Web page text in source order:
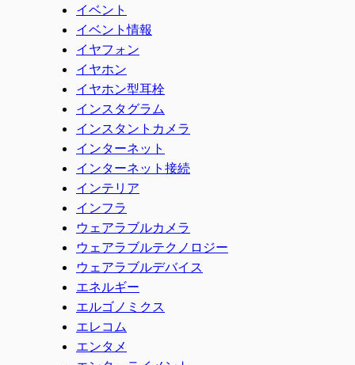
イベント
イベント情報
イヤフォン
イヤホン
イヤホン型耳栓
インスタグラム
インスタントカメラ
インターネット
インターネット接続
インテリア
インフラ
ウェアラブルカメラ
ウェアラブルテクノロジー
ウェアラブルデバイス
エネルギー
エルゴノミクス
エレコム
エンタメ